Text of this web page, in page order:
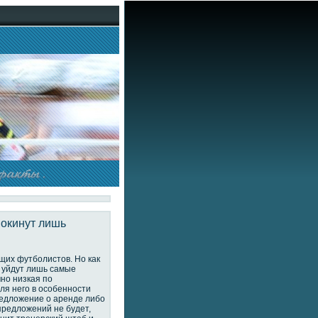
лишь
футболистов. Но как
лишь самые
низкая по
него в особенности
о аренде либо
не будет,